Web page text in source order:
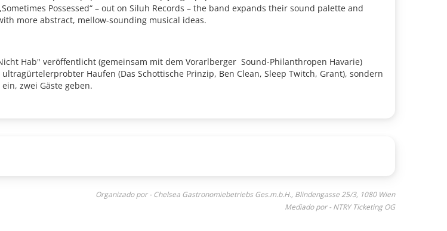
Possessed“ – out on Siluh Records – the band expands their sound palette and
more abstract, mellow-sounding musical ideas.
Hab" veröffentlicht (gemeinsam mit dem Vorarlberger Sound-Philanthropen Havarie)
Haufen (Das Schottische Prinzip, Ben Clean, Sleep Twitch, Grant), sondern
zwei Gäste geben.
Organizado por - Chelsea Gastronomiebetriebs Ges.m.b.H., Blindengasse 25/3, 1080 Wien
Mediado por - NTRY Ticketing OG